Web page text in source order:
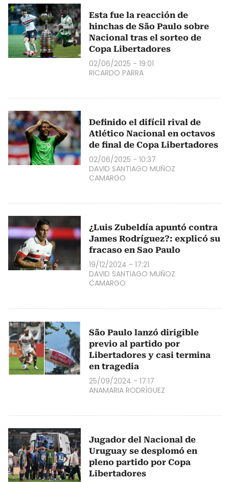
Esta fue la reacción de
hinchas de São Paulo sobre
Nacional tras el sorteo de
Copa Libertadores
02/06/2025 - 19:01
RICARDO PARRA
Definido el difícil rival de
Atlético Nacional en octavos
de final de Copa Libertadores
02/06/2025 - 10:37
DAVID SANTIAGO MUÑOZ
CAMARGO
¿Luis Zubeldía apuntó contra
James Rodríguez?: explicó su
fracaso en Sao Paulo
19/12/2024 - 17:21
DAVID SANTIAGO MUÑOZ
CAMARGO
São Paulo lanzó dirigible
previo al partido por
Libertadores y casi termina
en tragedia
25/09/2024 - 17:17
ANAMARIA RODRÍGUEZ
Jugador del Nacional de
Uruguay se desplomó en
pleno partido por Copa
Libertadores